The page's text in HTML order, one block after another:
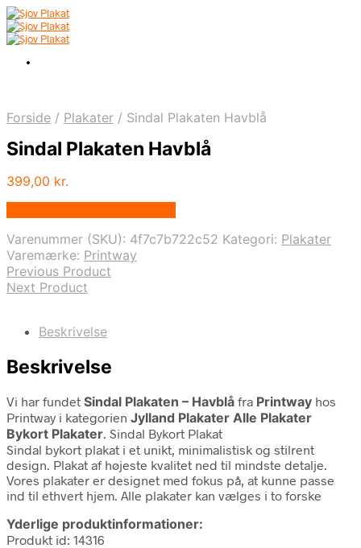
Forside / Plakater / Sindal Plakaten Havblå
Sindal Plakaten Havblå
399,00 kr.
Varenummer (SKU): 4f7c7b722c52 Kategori: Plakater
Varemærke: Printway
Previous Product
Next Product
Beskrivelse
Beskrivelse
Vi har fundet Sindal Plakaten – Havblå fra Printway hos
Printway i kategorien Jylland Plakater Alle Plakater
Bykort Plakater. Sindal Bykort Plakat
Sindal bykort plakat i et unikt, minimalistisk og stilrent
design. Plakat af højeste kvalitet ned til mindste detalje.
Vores plakater er designet med fokus på, at kunne passe
ind til ethvert hjem. Alle plakater kan vælges i to forske
Yderlige produktinformationer:
Produkt id: 14316